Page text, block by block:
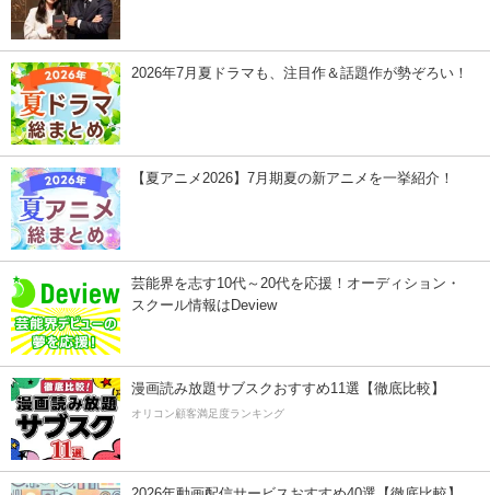
2026年7月夏ドラマも、注目作＆話題作が勢ぞろい！
【夏アニメ2026】7月期夏の新アニメを一挙紹介！
芸能界を志す10代～20代を応援！オーディション・
スクール情報はDeview
漫画読み放題サブスクおすすめ11選【徹底比較】
オリコン顧客満足度ランキング